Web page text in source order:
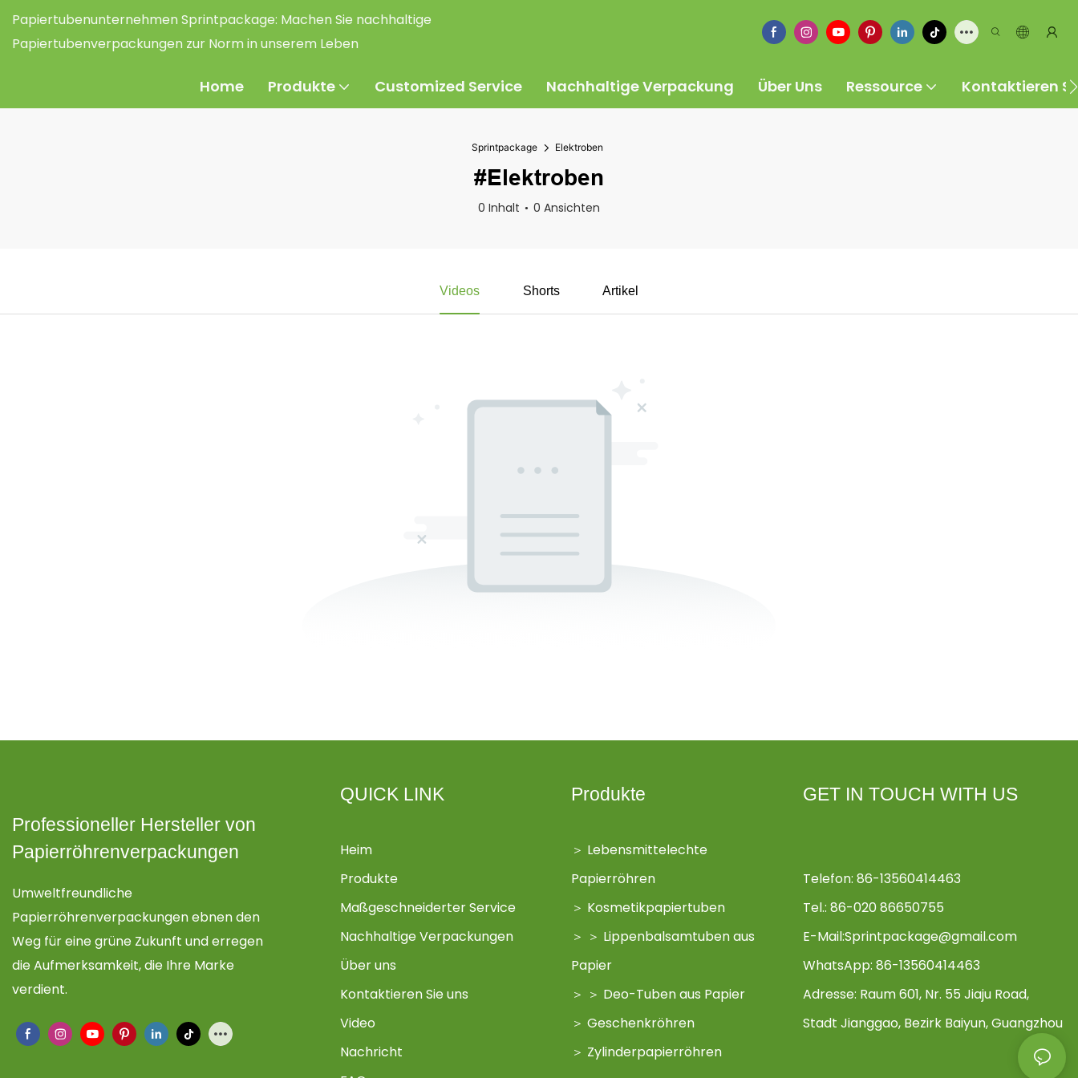
Papiertubenunternehmen Sprintpackage: Machen Sie nachhaltige
Papiertubenverpackungen zur Norm in unserem Leben
Home Produkte Customized Service Nachhaltige Verpackung Über Uns Ressource Kontaktieren
Sprintpackage Elektroben
#Elektroben
0 Inhalt 0 Ansichten
Videos Shorts Artikel
Professioneller Hersteller von
Papierröhrenverpackungen
Umweltfreundliche
Papierröhrenverpackungen ebnen den
Weg für eine grüne Zukunft und erregen
die Aufmerksamkeit, die Ihre Marke
verdient.
QUICK LINK
Heim
Produkte
Maßgeschneiderter Service
Nachhaltige Verpackungen
Über uns
Kontaktieren Sie uns
Video
Nachricht
Produkte
＞ Lebensmittelechte
Papierröhren
＞ Kosmetikpapiertuben
＞ ＞ Lippenbalsamtuben aus
Papier
＞ ＞ Deo-Tuben aus Papier
＞Geschenkröhren
＞ Zylinderpapierröhren
GET IN TOUCH WITH US
Telefon: 86-13560414463
Tel.: 86-020 86650755
E-Mail:Sprintpackage@gmail.com
WhatsApp: 86-13560414463
Adresse: Raum 601, Nr. 55 Jiaju Road,
Stadt Jianggao, Bezirk Baiyun, Guangzhou